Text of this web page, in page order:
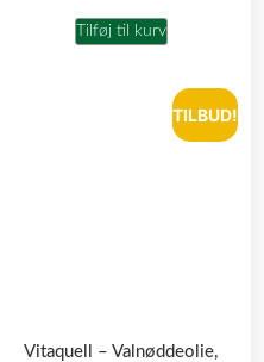
Tilføj til kurv
TILBUD!
Vitaquell – Valnøddeolie,